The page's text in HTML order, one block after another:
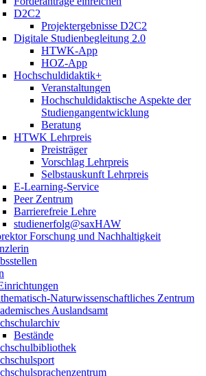
D2C2
Projektergebnisse D2C2
Digitale Studienbegleitung 2.0
HTWK-App
HOZ-App
Hochschuldidaktik+
Veranstaltungen
Hochschuldidaktische Aspekte der
Studiengangentwicklung
Beratung
HTWK Lehrpreis
Preisträger
Vorschlag Lehrpreis
Selbstauskunft Lehrpreis
E-Learning-Service
Peer Zentrum
Barrierefreie Lehre
studienerfolg@saxHAW
Forschung und Nachhaltigkeit
Naturwissenschaftliches Zentrum
Auslandsamt
Bestände